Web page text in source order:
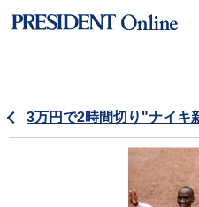
3万円で2時間切り"ナイキ